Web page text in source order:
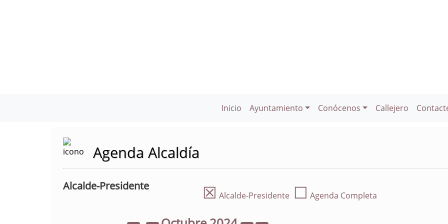
Inicio Ayuntamiento Conócenos Callejero
Agenda Alcaldía
Alcalde-Presidente ☒ Alcalde-Presidente ☐ Agenda Completa